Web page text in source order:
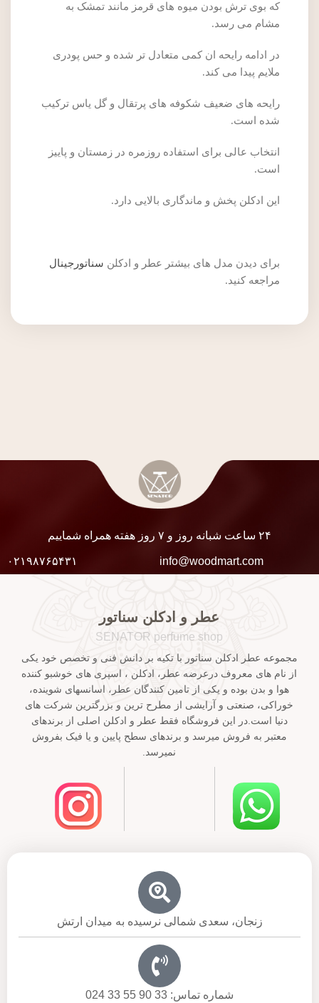
که بوی ترش بودن میوه های قرمز مانند تمشک به
مشام می رسد.
در ادامه رایحه ان کمی متعادل تر شده و حس پودری
ملایم پیدا می کند.
رایحه های ضعیف شکوفه های پرتقال و گل یاس ترکیب
شده است.
انتخاب عالی برای استفاده روزمره در زمستان و پاییز
است.
این ادکلن پخش و ماندگاری بالایی دارد.
برای دیدن مدل های بیشتر عطر و ادکلن سناتورجینال
مراجعه کنید.
۲۴ ساعت شبانه روز و ۷ روز هفته همراه شماییم
info@woodmart.com ۰۲۱۹۸۷۶۵۴۳۱
عطر و ادکلن سناتور
SENATOR perfume shop
مجموعه عطر ادکلن سناتور با تکیه بر دانش فنی و تخصص خود یکی
از نام های معروف درعرضه عطر، ادکلن ، اسپری های خوشبو کننده
هوا و بدن بوده و یکی از تامین کنندگان عطر، اسانسهای شوینده،
خوراکی، صنعتی و آرایشی از مطرح ترین و بزرگترین شرکت های
دنیا است.در این فروشگاه فقط عطر و ادکلن اصلی از برندهای
معتبر به فروش میرسد و برندهای سطح پایین و یا فیک بفروش
نمیرسد.
زنجان، سعدی شمالی نرسیده به میدان ارتش
شماره تماس: 33 90 55 33 024